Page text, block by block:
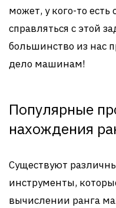
может, у кого-то есть
справляться с этой
большинство из нас
дело машинам!
Популярные
нахождения
Существуют
инструменты,
вычислении ранга